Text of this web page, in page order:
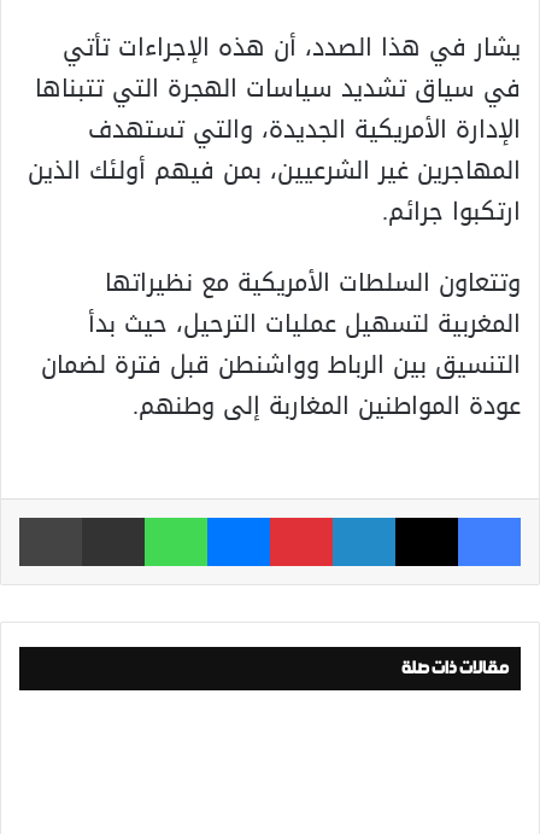
يشار في هذا الصدد، أن هذه الإجراءات تأتي
في سياق تشديد سياسات الهجرة التي تتبناها
الإدارة الأمريكية الجديدة، والتي تستهدف
المهاجرين غير الشرعيين، بمن فيهم أولئك الذين
ارتكبوا جرائم.
وتتعاون السلطات الأمريكية مع نظيراتها
المغربية لتسهيل عمليات الترحيل، حيث بدأ
التنسيق بين الرباط وواشنطن قبل فترة لضمان
عودة المواطنين المغاربة إلى وطنهم.
فيسبوك ‫X لينكدإن بينتيريست ماسنجر واتساب مشاركة عبر البريد
مقالات ذات صلة